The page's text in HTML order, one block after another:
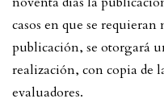
casos en que se
publicación, se otorgará
realización, con copia de
evaluadores.